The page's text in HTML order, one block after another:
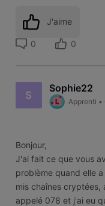
J'aime
0 0
S
Sophie22
Apprenti •
Bonjour,
J'ai fait ce que vous
problème quand elle
mis chaînes cryptées,
appelé 078 et j'ai eu